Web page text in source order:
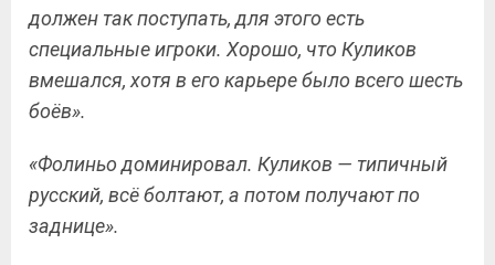
должен так поступать, для этого есть
специальные игроки. Хорошо, что Куликов
вмешался, хотя в его карьере было всего шесть
боёв».
«Фолиньо доминировал. Куликов — типичный
русский, всё болтают, а потом получают по
заднице».